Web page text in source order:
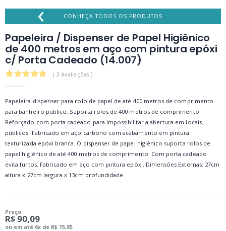
‹ CONHEÇA TODOS OS PRODUTOS
Papeleira / Dispenser de Papel Higiênico
de 400 metros em aço com pintura epóxi
c/ Porta Cadeado (14.007)
5.0
( 3 Avaliações )
Papeleira dispenser para rolo de papel de até 400 metros de comprimento
para banheiro publico. Suporta rolos de 400 metros de comprimento.
Reforçado com porta cadeado para impossibilitar a abertura em locais
públicos. Fabricado em aço carbono com acabamento em pintura
texturizada epóxi branca. O dispenser de papel higiênico suporta rolos de
papel higiênico de até 400 metros de comprimento. Com porta cadeado
evita furtos. Fabricado em aço com pintura epóxi. Dimensões Externas: 27cm
altura x 27cm largura x 13cm profundidade.
Preço
R$ 90,09
ou em até 6x de R$ 15,85